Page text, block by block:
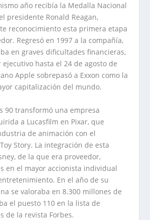
año recibía la Medalla Nacional
presidente Ronald Reagan,
reconocimiento esta primera etapa
Regresó en 1997 a la compañía,
en graves dificultades financieras,
hasta el 24 de agosto de
Apple sobrepasó a Exxon como la
capitalización del mundo.
90 transformó una empresa
a Lucasfilm en Pixar, que
de animación con el
Story. La integración de esta
de la que era proveedor,
en el mayor accionista individual
En el año de su
se valoraba en 8.300 millones de
el puesto 110 en la lista de
de la revista Forbes.